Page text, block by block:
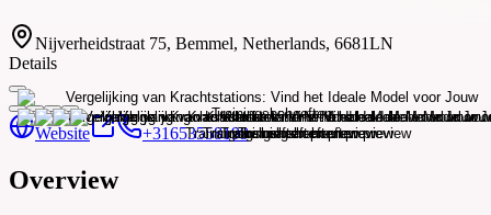
Nijverheidstraat 75, Bemmel, Netherlands, 6681LN
Details
Website +31653558199
Overview